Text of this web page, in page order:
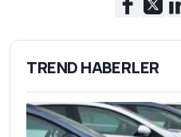
TREND HABERLER